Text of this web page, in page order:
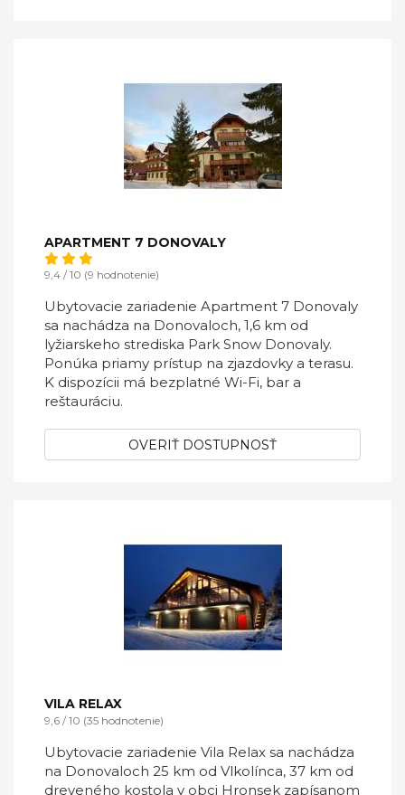
APARTMENT 7 DONOVALY
9,4 / 10 (9 hodnotenie)
Ubytovacie zariadenie Apartment 7 Donovaly
sa nachádza na Donovaloch, 1,6 km od
lyžiarskeho strediska Park Snow Donovaly.
Ponúka priamy prístup na zjazdovky a terasu.
K dispozícii má bezplatné Wi-Fi, bar a
reštauráciu.
OVERIŤ DOSTUPNOSŤ
VILA RELAX
9,6 / 10 (35 hodnotenie)
Ubytovacie zariadenie Vila Relax sa nachádza
na Donovaloch 25 km od Vlkolínca, 37 km od
dreveného kostola v obci Hronsek zapísanom